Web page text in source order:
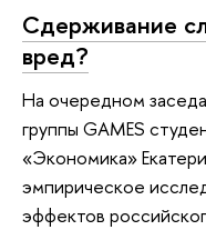
Сдерживание
вред?
На очередном
группы GAMES
«Экономика»
эмпирическое
эффектов